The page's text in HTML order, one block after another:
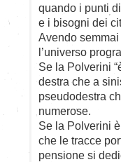
quando i punti
e i bisogni dei
Avendo
l’universo
Se la Polverini
destra che a
pseudodestra
numerose.
Se la Polverini
che le tracce
pensione si